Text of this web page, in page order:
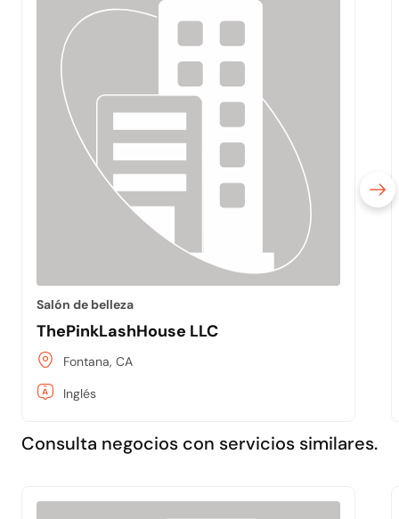
Salón de belleza
ThePinkLashHouse LLC
Fontana, CA
Inglés
Consulta negocios con servicios similares.